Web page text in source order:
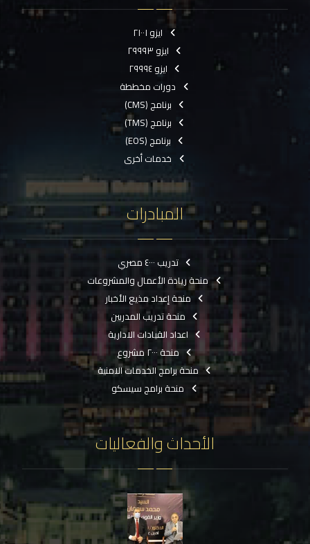
ايزو ٢١٠٠١
ايزو ٢٩٩٩٣
ايزو ٢٩٩٩٤
دورات مخططة
برنامج (CMS)
برنامج (TMS)
برنامج (EOS)
خدمات أخرى
المبادرات
تدريب ٤٠٠٠ مصري
منحة ريادة الأعمال والمشروعات
منحة إعداد مذيع الأخبار
منحة تدريب المدربين
اعداد القيادات الادارية
منحة ٢٠٠٠ مشروع
منحة برامج الخدمات الامنية
منحة برامج سيسكو
الأحداث والفعاليات